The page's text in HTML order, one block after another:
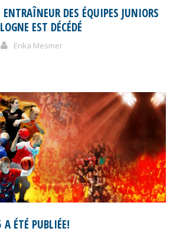
DES ÉQUIPES JUNIORS
EST DÉCÉDÉ
Erika Mesmer
A ÉTÉ PUBLIÉE!